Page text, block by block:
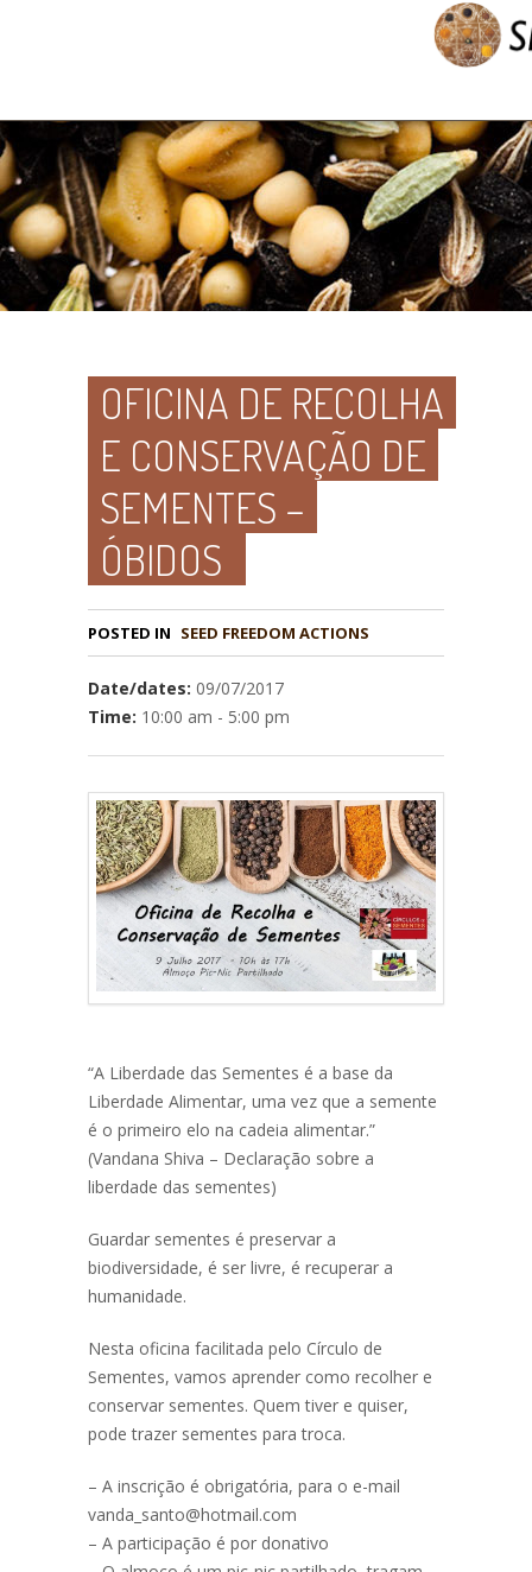
OFICINA DE RECOLHA
E CONSERVAÇÃO DE
SEMENTES –
ÓBIDOS
POSTED IN
Date/dates: 09/07/2017
Time: 10:00 am - 5:00 pm
“A Liberdade das Sementes é a base da
Liberdade Alimentar, uma vez que a semente
é o primeiro elo na cadeia alimentar.”
(Vandana Shiva – Declaração sobre a
liberdade das sementes)
Guardar sementes é preservar a
biodiversidade, é ser livre, é recuperar a
humanidade.
Nesta oficina facilitada pelo Círculo de
Sementes, vamos aprender como recolher e
conservar sementes. Quem tiver e quiser,
pode trazer sementes para troca.
– A inscrição é obrigatória, para o e-mail
vanda_santo@hotmail.com
– A participação é por donativo